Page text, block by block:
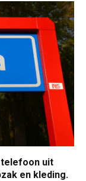
uit
en kleding.